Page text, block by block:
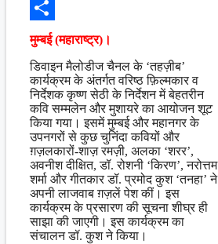
Facebook
Share
मुम्बई (महाराष्ट्र)।
डिवाइन मैलोडीज चैनल के ‘तहज़ीब’
कार्यक्रम के अंतर्गत वरिष्ठ फ़िल्मकार व
निर्देशक कृष्ण सेठी के निर्देशन में बेहतरीन
कवि सम्मलेन और मुशायरे का आयोजन शूट
किया गया। इसमें मुम्बई और महानगर के
उपनगरों से कुछ चुनिंदा कवियों और
ग़ज़लकारों-शाज़ रमज़ी, अलका ‘शरर’,
अवनीश दीक्षित, डॉ. रोशनी ‘किरण’, नरोत्तम
शर्मा और गीतकार डॉ. प्रमोद कुश ‘तनहा’ ने
अपनी लाजवाब ग़ज़लें पेश कीं। इस
कार्यक्रम के प्रसारण की सूचना शीघ्र ही
साझा की जाएगी। इस कार्यक्रम का
संचालन डॉ. कुश ने किया।